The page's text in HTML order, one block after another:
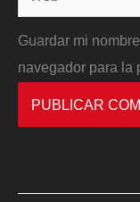
Guardar mi
navegador para la